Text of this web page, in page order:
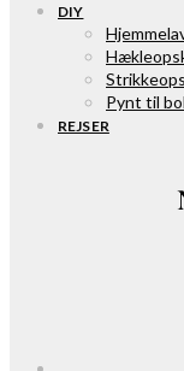
DIY
Pynt til
REJSER